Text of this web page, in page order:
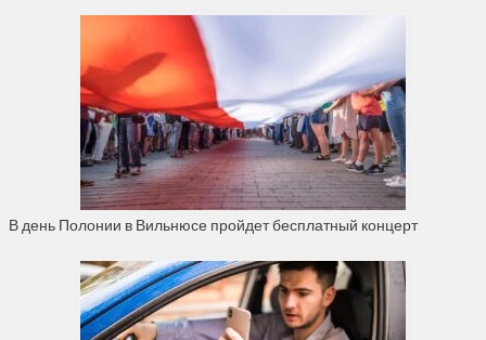
В день Полонии в Вильнюсе пройдет бесплатный концерт